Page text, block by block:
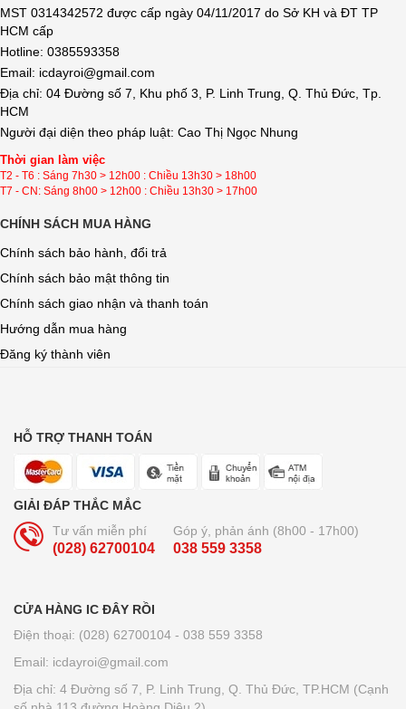
MST 0314342572 được cấp ngày 04/11/2017 do Sở KH và ĐT TP
HCM cấp
Hotline: 0385593358
Email: icdayroi@gmail.com
Địa chỉ: 04 Đường số 7, Khu phố 3, P. Linh Trung, Q. Thủ Đức, Tp.
HCM
Người đại diện theo pháp luật: Cao Thị Ngọc Nhung
Thời gian làm việc
T2 - T6 : Sáng 7h30 > 12h00 : Chiều 13h30 > 18h00
T7 - CN: Sáng 8h00 > 12h00 : Chiều 13h30 > 17h00
CHÍNH SÁCH MUA HÀNG
Chính sách bảo hành, đổi trả
Chính sách bảo mật thông tin
Chính sách giao nhận và thanh toán
Hướng dẫn mua hàng
Đăng ký thành viên
HỖ TRỢ THANH TOÁN
GIẢI ĐÁP THẮC MẮC
Tư vấn miễn phí
(028) 62700104
Góp ý, phản ánh (8h00 - 17h00)
038 559 3358
CỬA HÀNG IC ĐÂY RỒI
Điện thoại: (028) 62700104 - 038 559 3358
Email: icdayroi@gmail.com
Địa chỉ: 4 Đường số 7, P. Linh Trung, Q. Thủ Đức, TP.HCM (Cạnh